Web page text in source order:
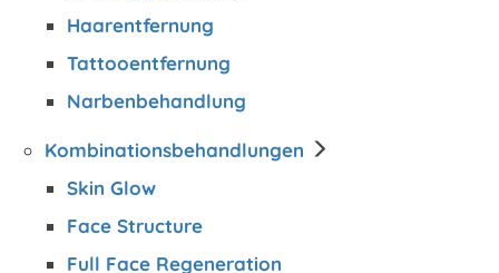
Haarentfernung
Tattooentfernung
Narbenbehandlung
Kombinations­behandlungen
Skin Glow
Face Structure
Full Face Regeneration